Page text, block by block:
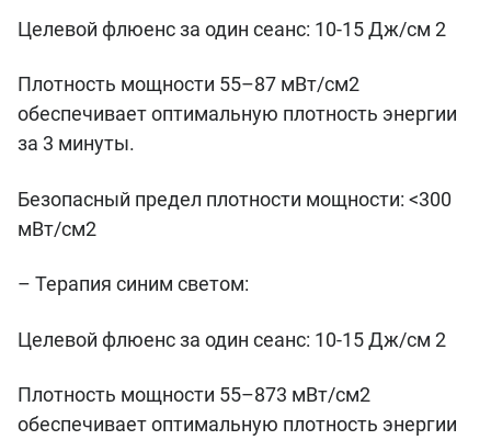
Целевой флюенс за один сеанс: 10-15 Дж/см 2
Плотность мощности 55–87 мВт/см2
обеспечивает оптимальную плотность энергии
за 3 минуты.
Безопасный предел плотности мощности: <300
мВт/см2
– Терапия синим светом:
Целевой флюенс за один сеанс: 10-15 Дж/см 2
Плотность мощности 55–873 мВт/см2
обеспечивает оптимальную плотность энергии